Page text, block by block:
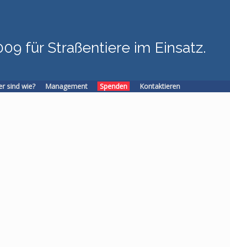
für Straßentiere im Einsatz.
sind wie? Management Spenden Kontaktieren